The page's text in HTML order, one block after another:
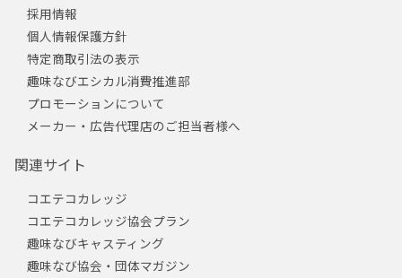
採用情報
個人情報保護方針
特定商取引法の表示
趣味なびエシカル消費推進部
プロモーションについて
メーカー・広告代理店のご担当者様へ
関連サイト
コエテコカレッジ
コエテコカレッジ協会プラン
趣味なびキャスティング
趣味なび協会・団体マガジン